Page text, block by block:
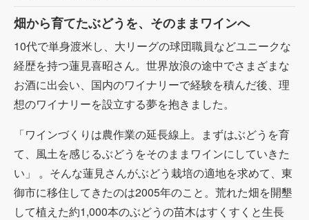
畑から育てたぶどうを、そのままワインへ
10代で単身渡米し、大リーグの球団職員などユニークな
経歴を持つ蓮見喜昭さん。世界放浪の途中でさまざまな
お酒に出会い、国内のワイナリーで経験を積んだ後、理
想のワイナリーを設立する夢を抱きました。
「ワインづくりは農作業の延長線上。まずはぶどうを育
て、風土を感じるぶどうをそのままワインにしていきた
い」 。そんな蓮見さんがぶどう栽培の適地を求めて、東
御市に移住してきたのは2005年のこと。荒れた畑を開墾
して植えた約1,000本のぶどうの苗木はすくすくと生長